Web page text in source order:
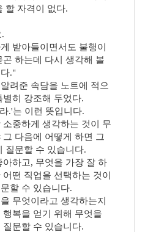
할 자격이 없다.
받아들이면서도 불행이
하는데 다시 생각해 볼
."
려준 속담을 노트에 적으
히 강조해 두었다.
.'는 이런 뜻입니다.
중하게 생각하는 것이 무
다음에 어떻게 하면 그
질문할 수 있습니다.
하고, 무엇을 가장 잘 하
떤 직업을 선택하는 것이
할 수 있습니다.
무엇이라고 생각하는지
복을 얻기 위해 무엇을
문할 수 있습니다.